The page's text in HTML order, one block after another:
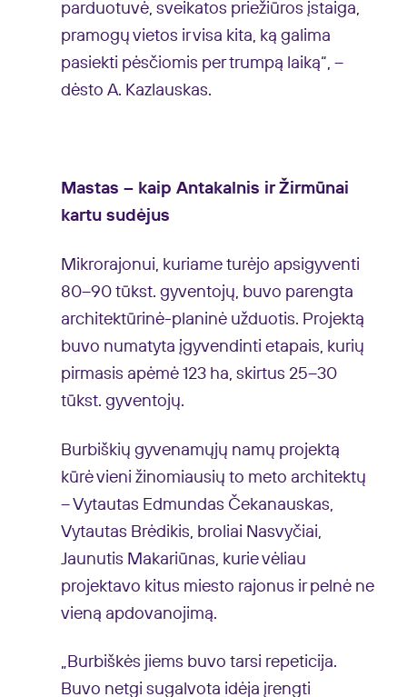
parduotuvė, sveikatos priežiūros įstaiga,
pramogų vietos ir visa kita, ką galima
pasiekti pėsčiomis per trumpą laiką“, –
dėsto A. Kazlauskas.
Mastas – kaip Antakalnis ir Žirmūnai
kartu sudėjus
Mikrorajonui, kuriame turėjo apsigyventi
80–90 tūkst. gyventojų, buvo parengta
architektūrinė-planinė užduotis. Projektą
buvo numatyta įgyvendinti etapais, kurių
pirmasis apėmė 123 ha, skirtus 25–30
tūkst. gyventojų.
Burbiškių gyvenamųjų namų projektą
kūrė vieni žinomiausių to meto architektų
– Vytautas Edmundas Čekanauskas,
Vytautas Brėdikis, broliai Nasvyčiai,
Jaunutis Makariūnas, kurie vėliau
projektavo kitus miesto rajonus ir pelnė ne
vieną apdovanojimą.
„Burbiškės jiems buvo tarsi repeticija.
Buvo netgi sugalvota idėja įrengti